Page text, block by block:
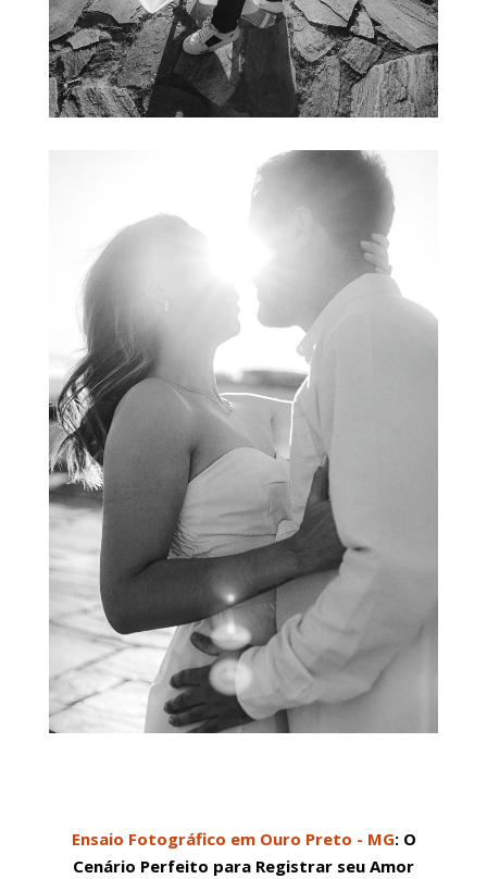
Ensaio Fotográfico em Ouro Preto - MG: O
Cenário Perfeito para Registrar seu Amor